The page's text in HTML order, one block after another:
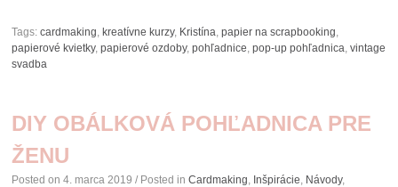
Tags:cardmaking ,kreatívne kurzy, Kristína ,papier na scrapbooking
papierové kvietky,papierové ozdoby,pohľadnice ,pop-up pohľadnica ,vintage
svadba
DIY OBÁLKOVÁ POHĽADNICA PRE
ŽENU
Posted on4. marca 2019 / Posted inCardmaking Inšpirácie Návody,